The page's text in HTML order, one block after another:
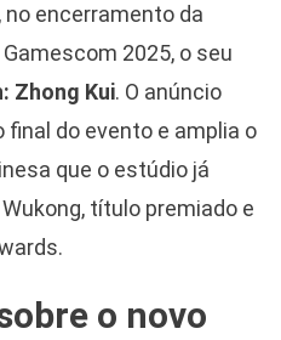
no encerramento da
2025, o seu
Zhong Kui. O anúncio
final do evento e amplia o
que o estúdio já
título premiado e
o novo